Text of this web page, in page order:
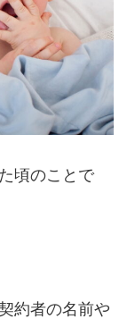
頃のことで
約者の名前や